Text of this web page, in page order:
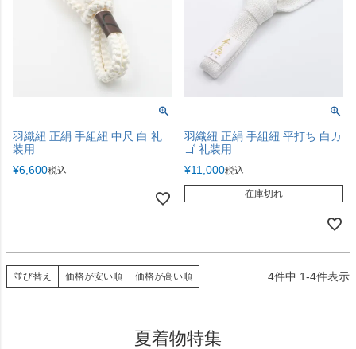
羽織紐 正絹 手組紐 中尺 白 礼
装用
¥6,600税込
羽織紐 正絹 手組紐 平打ち 白カ
ゴ 礼装用
¥11,000税込
在庫切れ
並び替え 価格が安い順 価格が高い順 4件中 1-4件表示
夏着物特集